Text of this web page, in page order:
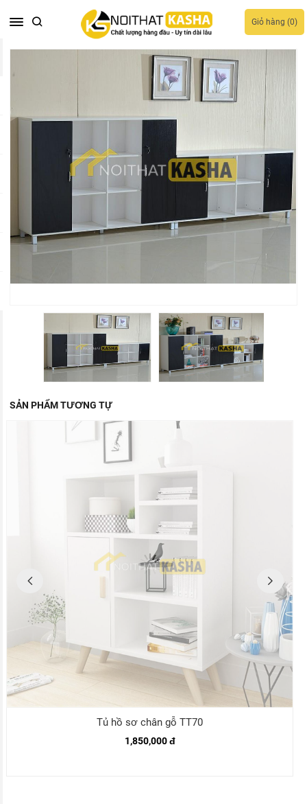
Giỏ hàng (0)
SẢN PHẨM TƯƠNG TỰ
Tủ hồ sơ chân gỗ TT70
1,850,000 đ